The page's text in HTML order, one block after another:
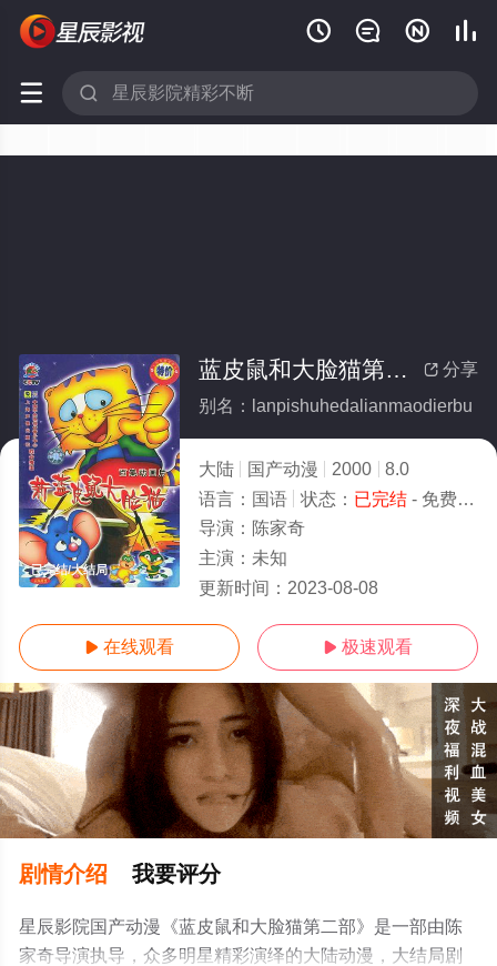
   
 
已完结/大结局
 分享
蓝皮鼠和大脸猫第二部(全集)
别名：lanpishuhedalianmaodierbu
大陆 国产动漫 2000
8.0
语言： 国语 状态： 已完结- 免费在线观看
导演： 陈家奇
主演： 未知
更新时间： 2023-08-08
 在线观看  极速观看
剧情介绍 我要评分
星辰影院国产动漫《蓝皮鼠和大脸猫第二部》是一部由陈
家奇导演执导，众多明星精彩演绎的大陆动漫，大结局剧